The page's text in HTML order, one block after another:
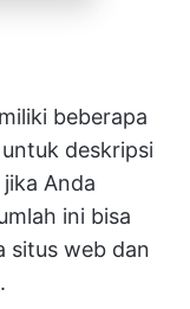
beberapa
deskripsi
Anda
ini bisa
situs web dan